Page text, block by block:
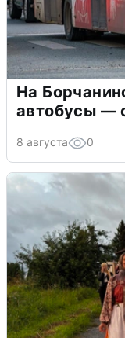
На
автобусы —
8 августа 0